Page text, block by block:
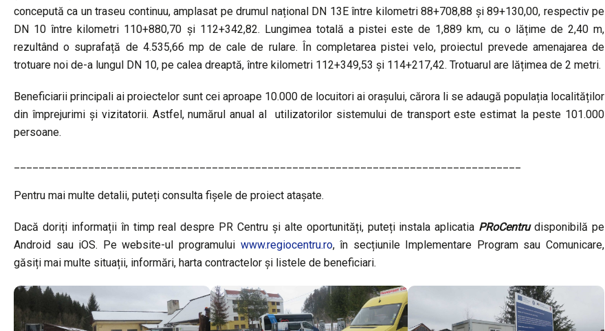
concepută ca un traseu continuu, amplasat pe drumul național DN 13E între kilometri 88+708,88 și 89+130,00, respectiv pe
DN 10 între kilometri 110+880,70 și 112+342,82. Lungimea totală a pistei este de 1,889 km, cu o lățime de 2,40 m,
rezultând o suprafață de 4.535,66 mp de cale de rulare. În completarea pistei velo, proiectul prevede amenajarea de
trotuare noi de-a lungul DN 10, pe calea dreaptă, între kilometri 112+349,53 și 114+217,42. Trotuarul are lățimea de 2 metri.
Beneficiarii principali ai proiectelor sunt cei aproape 10.000 de locuitori ai orașului, cărora li se adaugă populația localităților
din împrejurimi și vizitatorii. Astfel, numărul anual al utilizatorilor sistemului de transport este estimat la peste 101.000
persoane.
Pentru mai multe detalii, puteți consulta fișele de proiect atașate.
Dacă doriți informații în timp real despre PR Centru și alte oportunități, puteți instala aplicatia PRoCentrudisponibilă pe
Android sau iOS. Pe website-ul programului www.regiocentru.ro, în secțiunile Implementare Program sau Comunicare,
găsiți mai multe situații, informări, harta contractelor și listele de beneficiari.